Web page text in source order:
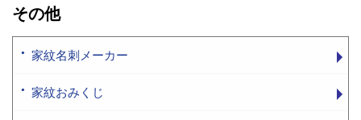
その他
家紋名刺メーカー
家紋おみくじ